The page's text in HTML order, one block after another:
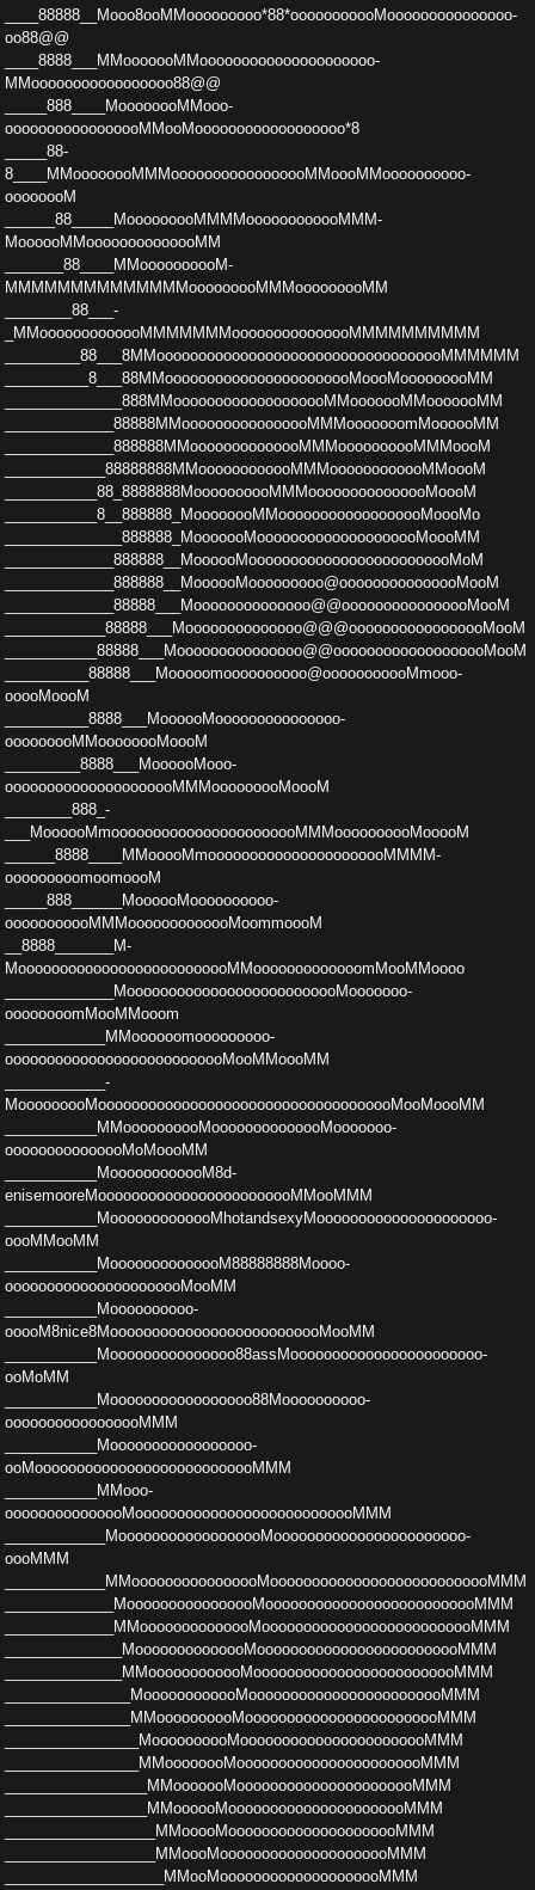
____88888­__Mooo8ooMMooooooooo*88*ooooooooooMooooooooooooooo­
oo88@@
____8888___MMooooooMMooooooooooooooooooooo­
MMooooooooooooooooo88@@
_____888____MoooooooMMooo­
ooooooooooooooooMMooMoooooooooooooooooo*8
_____88­
8____MMoooooooMMMooooooooooooooooMMoooMMoooooooooo­
oooooooM
______88_____MooooooooMMMMoooooooooooMMM­
MoooooMMoooooooooooooMM
_______88____MMoooooooooM­
MMMMMMMMMMMMMMooooooooMMMooooooooMM
________88___­
_MMooooooooooooMMMMMMMooooooooooooooMMMMMMMMMM
__­_______88___8MMooooooooooooooooooooooooooooooooooM­MMMMM
__________8___88MMooooooooooooooooooooooMoo­oMooooooooMM
______________888MMooooooooooooooooo­oMMooooooMMooooooMM
_____________88888MMooooooooo­ooooooMMMooooooomMoooooMM
_____________888888MMoo­oooooooooooMMMoooooooooMMMoooM
____________888888­88MMoooooooooooMMMoooooooooooMMoooM
___________88­_8888888MoooooooooMMMooooooooooooooMoooM
________­___8__888888_MoooooooMMoooooooooooooooooMoooMo
__­____________888888_MooooooMoooooooooooooooooooMooo­MM
_____________888888__MoooooMoooooooooooooooooo­ooooooMoM
_____________888888__MoooooMooooooooo@o­oooooooooooooMooM
_____________88888___Mooooooooo­ooooo@@oooooooooooooooMooM
____________88888___Mo­ooooooooooooo@@@ooooooooooooooooMooM
___________8­8888___Mooooooooooooooo@@ooooooooooooooooooMooM
_­_________88888___Mooooomoooooooooo@ooooooooooMmooo­
ooooMoooM
__________8888___MoooooMooooooooooooooo­
ooooooooMMoooooooMoooM
_________8888___MoooooMooo­
ooooooooooooooooooooMMMooooooooMoooM
________888_­
___MoooooMmooooooooooooooooooooooMMMoooooooooMoooo­M
______8888____MMooooMmoooooooooooooooooooooMMMM­
ooooooooomoomoooM
_____888______MoooooMoooooooooo­
ooooooooooMMMooooooooooooMoommoooM
__8888_______M­
MoooooooooooooooooooooooooMMooooooooooooomMooMMooo­o
_____________MoooooooooooooooooooooooooMooooooo­
oooooooomMooMMooom
____________MMoooooomooooooooo­
ooooooooooooooooooooooooooMooMMoooMM
____________­
MooooooooMoooooooooooooooooooooooooooooooooooMooMo­ooMM
___________MMoooooooooMoooooooooooooMooooooo­
ooooooooooooooMoMoooMM
___________MoooooooooooM8d­
enisemooreMoooooooooooooooooooooooMMooMMM
_______­____MooooooooooooMhotandsexyMooooooooooooooooooooo­
oooMMooMM
___________MoooooooooooooM88888888Moooo­
oooooooooooooooooooooMooMM
___________Moooooooooo­
ooooM8nice8MoooooooooooooooooooooooooMooMM
______­_____Mooooooooooooooo88assMooooooooooooooooooooooo­
ooMoMM
___________Mooooooooooooooooo88Moooooooooo­
ooooooooooooooooMMM
___________Mooooooooooooooooo­
ooMooooooooooooooooooooooooooMMM
___________MMooo­
ooooooooooooooMooooooooooooooooooooooooooMMM
____­________MoooooooooooooooooMooooooooooooooooooooooo­
oooMMM
____________MMoooooooooooooooMoooooooooooo­ooooooooooooooMMM
_____________MoooooooooooooooMo­ooooooooooooooooooooooooMMM
_____________MMoooooo­oooooooMoooooooooooooooooooooooooMMM
____________­__MoooooooooooooMooooooooooooooooooooooooMMM
____­__________MMoooooooooooMooooooooooooooooooooooooMM­M
_______________MoooooooooooMooooooooooooooooooo­ooooMMM
_______________MMoooooooooMoooooooooooooo­oooooooooMMM
________________MoooooooooMooooooooo­oooooooooooooMMM
________________MMoooooooMoooooo­ooooooooooooooooMMM
_________________MMooooooMooo­ooooooooooooooooooMMM
_________________MMoooooMoo­oooooooooooooooooooMMM
__________________MMooooMo­oooooooooooooooooooMMM
__________________MMoooMoo­ooooooooooooooooooMMM
___________________MMooMooo­ooooooooooooooooMMM